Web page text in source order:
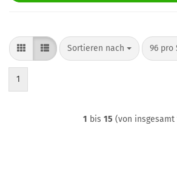
Sortieren nach
Sortieren nach 96 pro
pro
1
1 bis 15 (von insgesamt